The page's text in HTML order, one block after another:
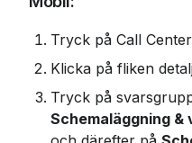
Tryck på Call
Klicka på fliken
Tryck på
Schemaläggning &